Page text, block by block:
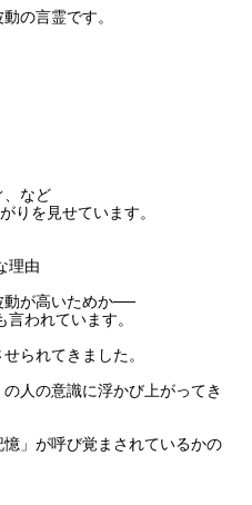
の言霊です。
、など
りを見せています。
理由
動が高いためか──
われています。
られてきました。
人の意識に浮かび上がってき
」が呼び覚まされているかの